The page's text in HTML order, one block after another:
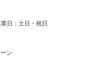
日：土日・祝日
ン